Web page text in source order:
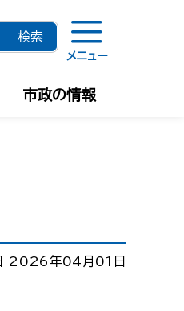
メニュー
市政の情報
2026年04月01日